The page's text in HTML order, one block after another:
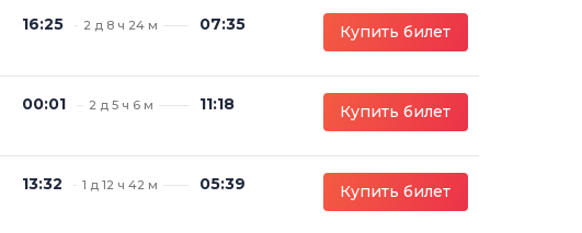
16:25 2 д 8 ч 24 м 07:35 Купить билет
00:01 2 д 5 ч 6 м 11:18 Купить билет
13:32 1 д 12 ч 42 м 05:39 Купить билет